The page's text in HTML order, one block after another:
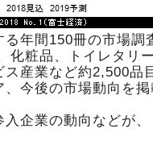
年間150冊の市場調
化粧品、トイレタリ
ス産業など約2,500品
今後の市場動向を
企業の動向などが